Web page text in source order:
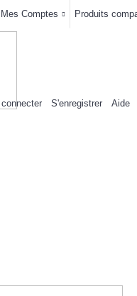
Mes Comptes Produits
S'enregistrer Aide